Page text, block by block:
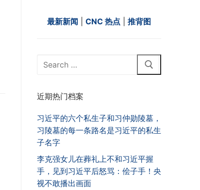
最新新闻 CNC 热点 推背图
Search
近期热门档案
习近平的六个私生子和习仲勋陵墓，
习陵墓的每一条路名是习近平的私生
子名字
李克强女儿在葬礼上不和习近平握
手，见到习近平后怒骂：侩子手！央
视不敢播出画面